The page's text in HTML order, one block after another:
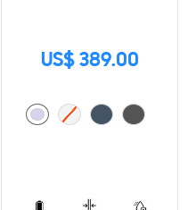
US$ 389.00